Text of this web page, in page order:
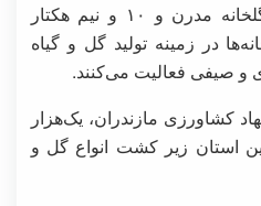
که از این تعداد ۱۳ هکتار گلخانه مدرن و ۱۰ و نیم هکتار
در زمینه تولید گل و گیاه
و صیفی فعالیت می‌کنند.
کشاورزی مازندران، یک‌هزار
این استان زیر کشت انواع گل و